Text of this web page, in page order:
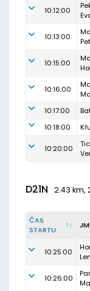
10:12:00
10:13:00
10:15:00
10:16:00
10:17:00
10:18:00
10:20:00
D21N 2.43 km,
ČAS
STARTU
10:25:00
10:26:00